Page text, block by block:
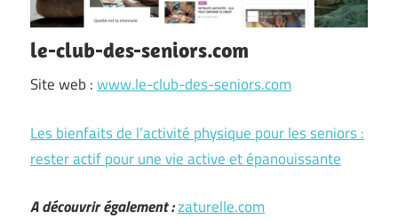
le-club-des-seniors.com
Site web :www.le-club-des-seniors.com
Les bienfaits de l’activité physique pour les seniors :
rester actif pour une vie active et épanouissante
A découvrir également :zaturelle.com